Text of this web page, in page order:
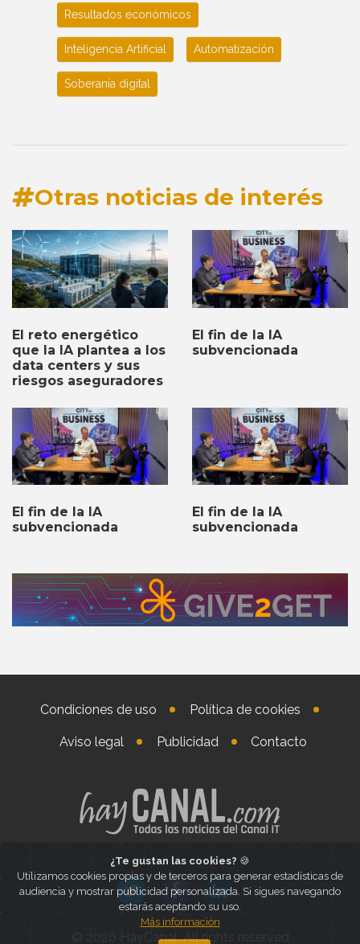
Resultados económicos
Inteligencia Artificial Automatización
Soberanía digital
Otras noticias de interés
El reto energético
que la IA plantea a los
data centers y sus
riesgos aseguradores
El fin de la IA
subvencionada
El fin de la IA
subvencionada
El fin de la IA
subvencionada
Condiciones de uso Política de cookies
Aviso legal Publicidad Contacto
© 2026 HayCanal. All rights reserved
¿Te gustan las cookies? 🍪
Utilizamos cookies propias y de terceros para generar estadísticas de
audiencia y mostrar publicidad personalizada. Si sigues navegando
estarás aceptando su uso.
Más información